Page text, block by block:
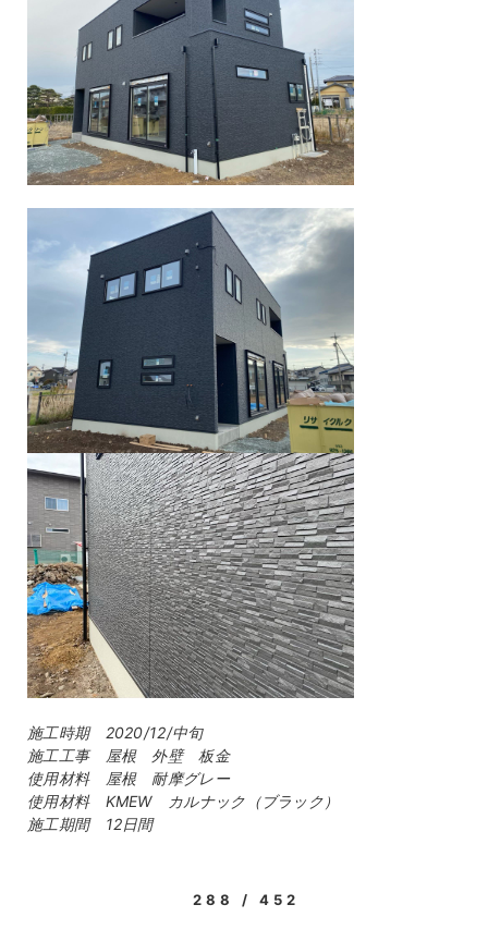
施工時期 2020/12/中旬
施工工事 屋根 外壁 板金
使用材料 屋根 耐摩グレー
使用材料 KMEW カルナック（ブラック）
施工期間 12日間
288 / 452